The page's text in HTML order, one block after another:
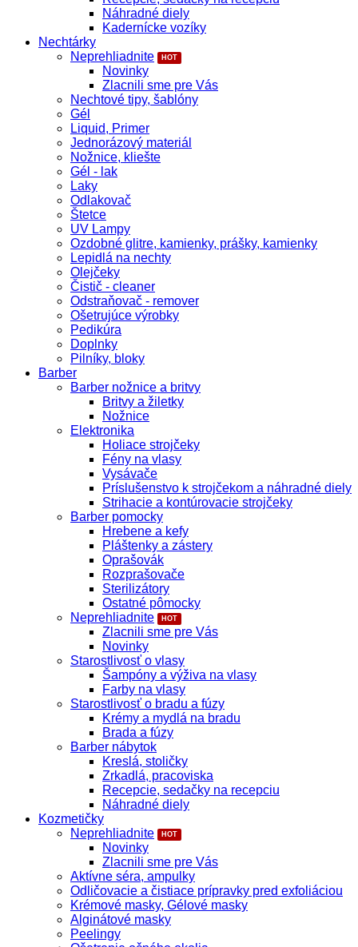
Náhradné diely
Kadernícke vozíky
Nechtárky
Neprehliadnite
Novinky
Zlacnili sme pre Vás
Nechtové tipy, šablóny
Gél
Liquid, Primer
Jednorázový materiál
Nožnice, kliešte
Gél - lak
Laky
Odlakovač
Štetce
UV Lampy
Ozdobné glitre, kamienky, prášky, kamienky
Lepidlá na nechty
Olejčeky
Čistič - cleaner
Odstraňovač - remover
Ošetrujúce výrobky
Pedikúra
Doplnky
Pilníky, bloky
Barber
Barber nožnice a britvy
Britvy a žiletky
Nožnice
Elektronika
Holiace strojčeky
Fény na vlasy
Vysávače
Príslušenstvo k strojčekom a náhradné diely
Strihacie a kontúrovacie strojčeky
Barber pomocky
Hrebene a kefy
Pláštenky a zástery
Oprašovák
Rozprašovače
Sterilizátory
Ostatné pômocky
Neprehliadnite
Zlacnili sme pre Vás
Novinky
Starostlivosť o vlasy
Šampóny a výživa na vlasy
Farby na vlasy
Starostlivosť o bradu a fúzy
Krémy a mydlá na bradu
Brada a fúzy
Barber nábytok
Kreslá, stoličky
Zrkadlá, pracoviska
Recepcie, sedačky na recepciu
Náhradné diely
Kozmetičky
Neprehliadnite
Novinky
Zlacnili sme pre Vás
Aktívne séra, ampulky
Odličovacie a čistiace prípravky pred exfoliáciou
Krémové masky, Gélové masky
Alginátové masky
Peelingy